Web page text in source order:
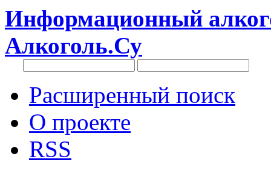
Информационный
Алкоголь.Су
Расширенный поиск
О проекте
RSS